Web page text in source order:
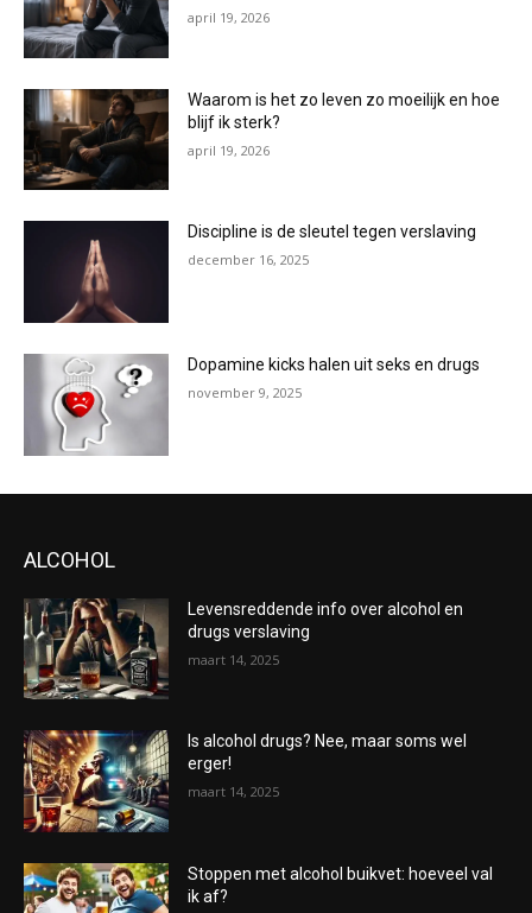
april 19, 2026
Waarom is het zo leven zo moeilijk en hoe
blijf ik sterk?
april 19, 2026
Discipline is de sleutel tegen verslaving
december 16, 2025
Dopamine kicks halen uit seks en drugs
november 9, 2025
ALCOHOL
Levensreddende info over alcohol en
drugs verslaving
maart 14, 2025
Is alcohol drugs? Nee, maar soms wel
erger!
maart 14, 2025
Stoppen met alcohol buikvet: hoeveel val
ik af?